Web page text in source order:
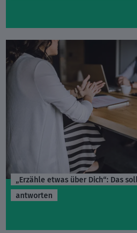
„Erzähle etwas über Dich“: Das
antworten